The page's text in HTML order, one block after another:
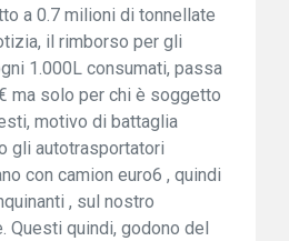
a 0.7 milioni di tonnellate
il rimborso per gli
1.000L consumati, passa
ma solo per chi è soggetto
motivo di battaglia
gli autotrasportatori
con camion euro6 , quindi
, sul nostro
Questi quindi, godono del